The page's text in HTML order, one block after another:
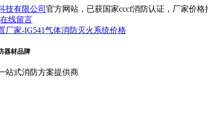
技有限公司 官方网站，已获国家cccf消防认证，厂家价
在线留言
器材品牌
站式消防方案提供商